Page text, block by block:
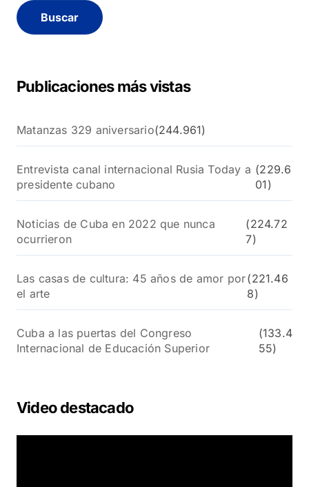
c
a
Publicaciones más vistas
Matanzas 329 aniversario(244.961)
Entrevista canal internacional Rusia Today a
presidente cubano
(229.6
01)
Noticias de Cuba en 2022 que nunca
ocurrieron
(224.72
7)
Las casas de cultura: 45 años de amor por
el arte
(221.46
8)
Cuba a las puertas del Congreso
Internacional de Educación Superior
(133.4
55)
Video destacado